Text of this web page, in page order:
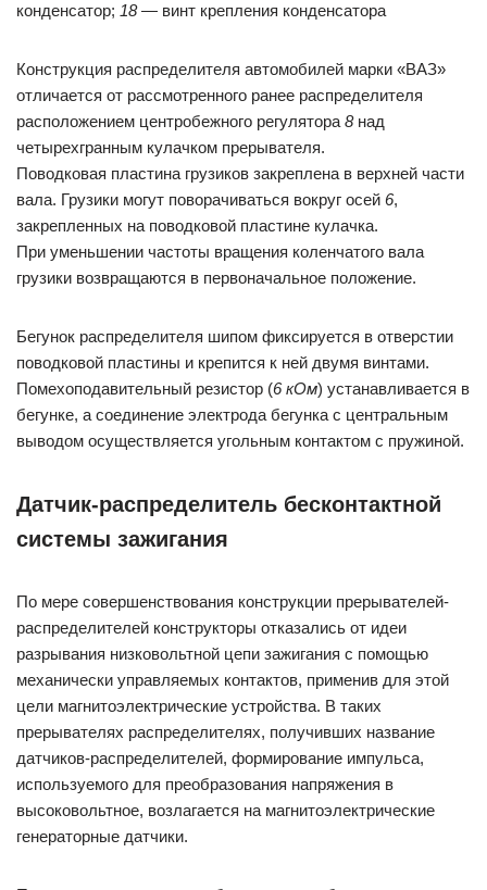
конденсатор; 18— винт крепления конденсатора
Конструкция распределителя автомобилей марки «ВАЗ»
отличается от рассмотренного ранее распределителя
расположением центробежного регулятора 8над
четырехгранным кулачком прерывателя.
Поводковая пластина грузиков закреплена в верхней части
вала. Грузики могут поворачиваться вокруг осей 6,
закрепленных на поводковой пластине кулачка.
При уменьшении частоты вращения коленчатого вала
грузики возвращаются в первоначальное положение.
Бегунок распределителя шипом фиксируется в отверстии
поводковой пластины и крепится к ней двумя винтами.
Помехоподавительный резистор (6 кОм) устанавливается в
бегунке, а соединение электрода бегунка с центральным
выводом осуществляется угольным контактом с пружиной.
Датчик-распределитель бесконтактной
системы зажигания
По мере совершенствования конструкции прерывателей-
распределителей конструкторы отказались от идеи
разрывания низковольтной цепи зажигания с помощью
механически управляемых контактов, применив для этой
цели магнитоэлектрические устройства. В таких
прерывателях распределителях, получивших название
датчиков-распределителей, формирование импульса,
используемого для преобразования напряжения в
высоковольтное, возлагается на магнитоэлектрические
генераторные датчики.